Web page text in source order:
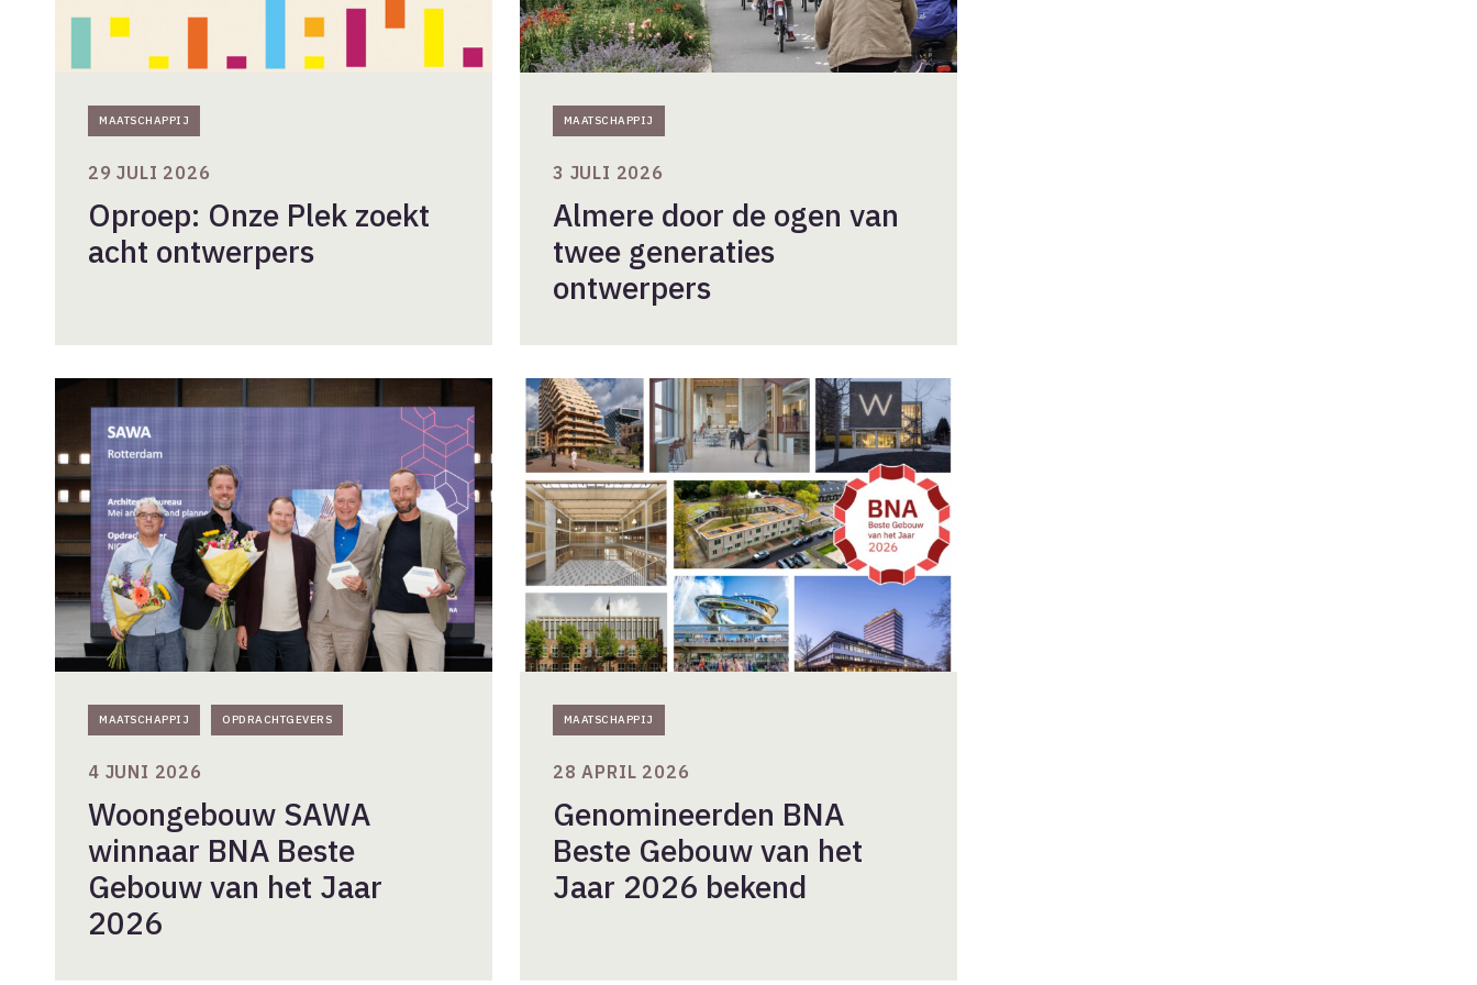
MAATSCHAPPIJ
Oproep: Onze Plek zoekt
acht ontwerpers
29 JULI 2026
MAATSCHAPPIJ
Almere door de ogen van
twee generaties
ontwerpers
3 JULI 2026
MAATSCHAPPIJ OPDRACHTGEVERS
SAWA
winnaar
BNA
Beste
Gebouw
van
Jaar
2026
Woongebouw SAWA
winnaar BNA Beste
Gebouw van het Jaar
2026
4 JUNI 2026
MAATSCHAPPIJ
Genomineerden
BNA
Beste
Gebouw
van
het
Jaar
2026
bekend
Genomineerden BNA
Beste Gebouw van het
Jaar 2026 bekend
28 APRIL 2026